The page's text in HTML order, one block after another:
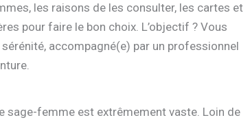
les raisons de les consulter, les cartes et
pour faire le bon choix. L’objectif ? Vous
accompagné(e) par un professionnel
sage-femme est extrêmement vaste. Loin de